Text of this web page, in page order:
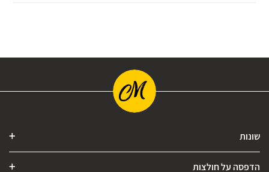
שונות
הדפסה על חולצות